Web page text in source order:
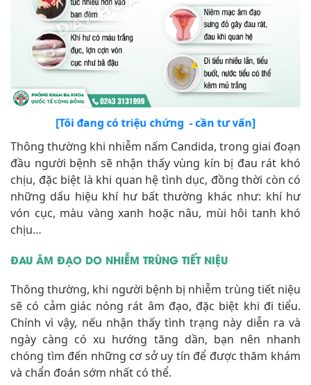
[Tôi đang có triệu chứng - cần tư vấn]
Thông thường khi nhiễm nấm Candida, trong giai đoạn
đầu người bệnh sẽ nhận thấy vùng kín bị đau rát khó
chịu, đặc biệt là khi quan hệ tình dục, đồng thời còn có
những dấu hiệu khí hư bất thường khác như: khí hư
vón cục, màu vàng xanh hoặc nâu, mùi hôi tanh khó
chịu…
ĐAU ÂM ĐẠO DO NHIỄM TRÙNG TIẾT NIỆU
Thông thường, khi người bệnh bị nhiễm trùng tiết niệu
sẽ có cảm giác nóng rát âm đạo, đặc biệt khi đi tiểu.
Chính vì vậy, nếu nhận thấy tình trạng này diễn ra và
ngày càng có xu hướng tăng dần, bạn nên nhanh
chóng tìm đến những cơ sở uy tín để được thăm khám
và chẩn đoán sớm nhất có thể.